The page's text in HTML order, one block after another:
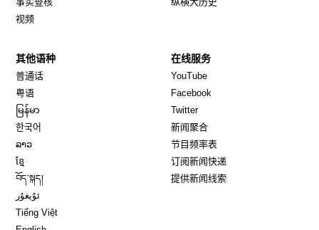
视频
其他语种
普通话
粤语
မြန်မာ
한국어
ລາວ
ខ្មែ
བོད་སྐད།
ئۇيغۇر
Tiếng Việt
在线服务
YouTube
Facebook
TwitterOpens in new window
新闻聚合
节目频率表
订阅新闻快递
提供新闻线索